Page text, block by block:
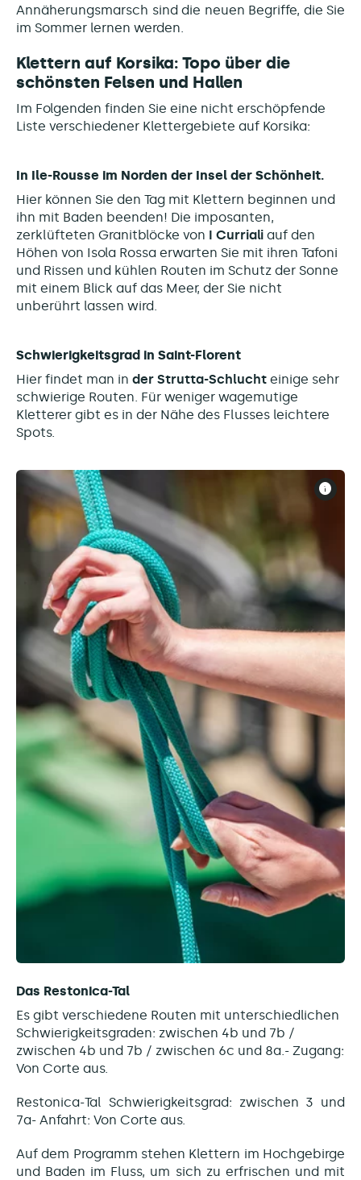
Annäherungsmarsch sind die neuen Begriffe, die Sie
im Sommer lernen werden.
Klettern auf Korsika: Topo über die
schönsten Felsen und Hallen
Im Folgenden finden Sie eine nicht erschöpfende
Liste verschiedener Klettergebiete auf Korsika:
In Ile-Rousse im Norden der Insel der Schönheit.
Hier können Sie den Tag mit Klettern beginnen und
ihn mit Baden beenden! Die imposanten,
zerklüfteten Granitblöcke von I Curriali auf den
Höhen von Isola Rossa erwarten Sie mit ihren Tafoni
und Rissen und kühlen Routen im Schutz der Sonne
mit einem Blick auf das Meer, der Sie nicht
unberührt lassen wird.
Schwierigkeitsgrad in Saint-Florent
Hier findet man in der Strutta-Schlucht einige sehr
schwierige Routen. Für weniger wagemutige
Kletterer gibt es in der Nähe des Flusses leichtere
Spots.
Das Restonica-Tal
Es gibt verschiedene Routen mit unterschiedlichen
Schwierigkeitsgraden: zwischen 4b und 7b /
zwischen 4b und 7b / zwischen 6c und 8a.- Zugang:
Von Corte aus.
Restonica-Tal Schwierigkeitsgrad: zwischen 3 und
7a- Anfahrt: Von Corte aus.
Auf dem Programm stehen Klettern im Hochgebirge
und Baden im Fluss, um sich zu erfrischen und mit